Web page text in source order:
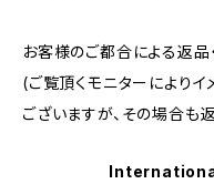
お客様のご都合による返品
(ご覧頂くモニターにより
ございますが、その場合も